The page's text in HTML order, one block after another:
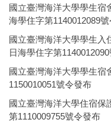
國立臺灣海洋大學學生宿
海學住字第1140012089
國立臺灣海洋大學學生入
日海學住字第
國立臺灣海洋大學學生宿
1150010051號令發布
國立臺灣海洋大學住宿保
第1110009755號令發布